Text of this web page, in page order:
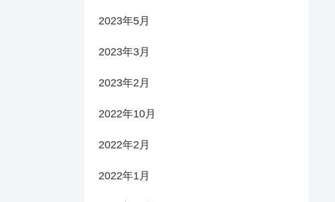
2023年5月
2023年3月
2023年2月
2022年10月
2022年2月
2022年1月